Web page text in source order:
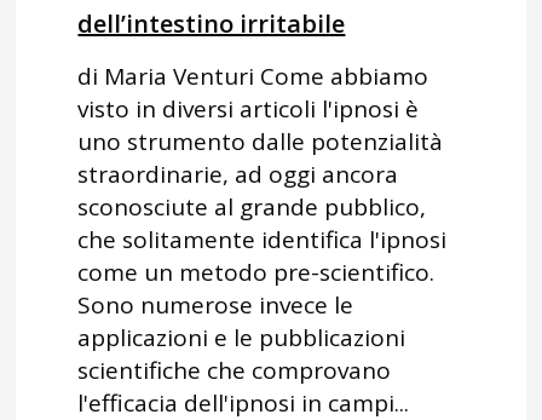
dell’intestino irritabile
di Maria Venturi Come abbiamo
visto in diversi articoli l'ipnosi è
uno strumento dalle potenzialità
straordinarie, ad oggi ancora
sconosciute al grande pubblico,
che solitamente identifica l'ipnosi
come un metodo pre-scientifico.
Sono numerose invece le
applicazioni e le pubblicazioni
scientifiche che comprovano
l'efficacia dell'ipnosi in campi...